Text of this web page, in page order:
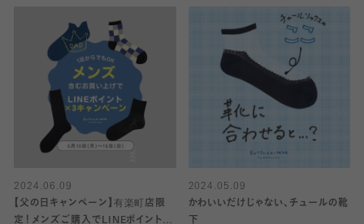
2024.06.09
【父の日キャンペーン】有楽町店限
定！メンズご購入でLINEポイント3
2024.05.09
かわいいだけじゃない、チュールの靴
下